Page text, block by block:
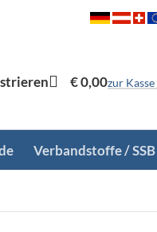
€0,00zur Kasse
Verbandstoffe / SSB